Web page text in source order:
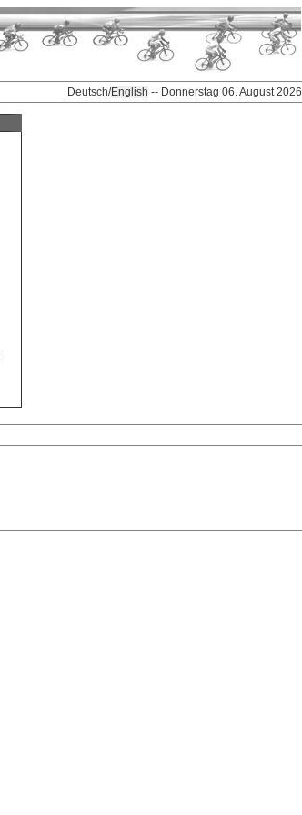
Deutsch/English -- Donnerstag 06. August 2026